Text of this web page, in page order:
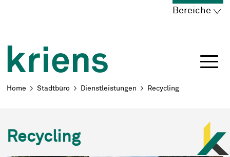
Navigieren in Kriens
Bereiche
Breadcrumb
Home Stadtbüro Dienstleistungen Recycling
Recycling